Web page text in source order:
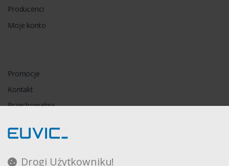
Drogi Użytkowniku!
Producenci
Moje konto
Promocje
Kontakt
Przechowalnia